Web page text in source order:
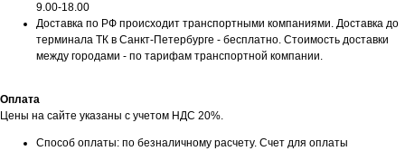
9.00-18.00
Доставка по РФ происходит транспортными компаниями. Доставка до
терминала ТК в Санкт-Петербурге - бесплатно. Стоимость доставки
между городами - по тарифам транспортной компании.
Оплата
Цены на сайте указаны с учетом НДС 20%.
Способ оплаты: по безналичному расчету. Счет для оплаты